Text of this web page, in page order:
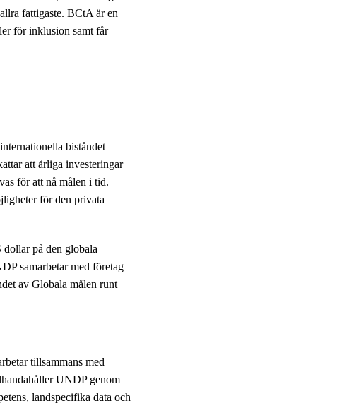
fattigaste. BCtA är en
för inklusion samt får
biståndet
att årliga investeringar
för att nå målen i tid.
för den privata
på den globala
samarbetar med företag
av Globala målen runt
tillsammans med
UNDP genom
landspecifika data och